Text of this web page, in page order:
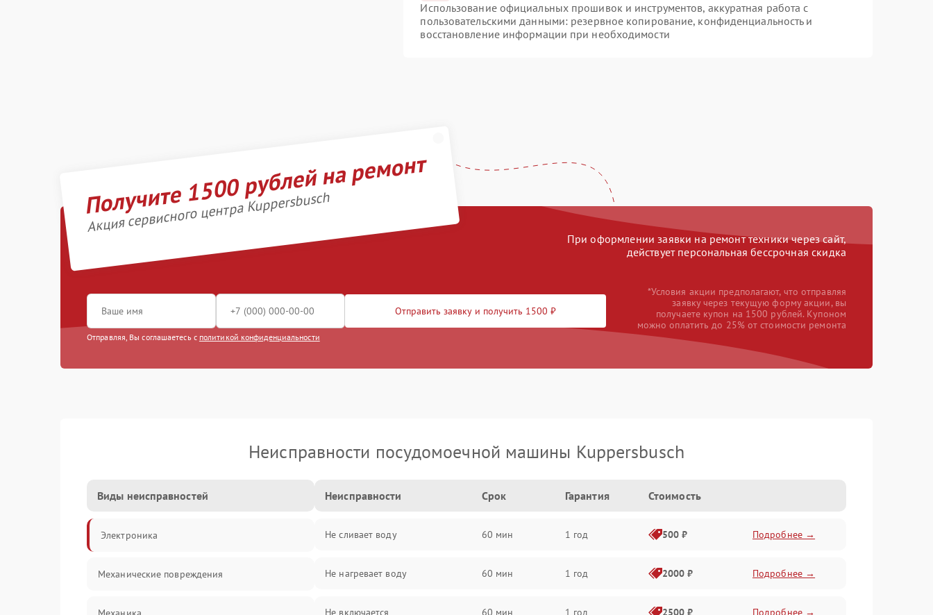
Использование официальных прошивок и инструментов, аккуратная работа с
пользовательскими данными: резервное копирование, конфиденциальность и
восстановление информации при необходимости
Получите 1500 рублей на ремонт
Акция сервисного центра Kuppersbusch
При оформлении заявки на ремонт техники через сайт,
действует персональная бессрочная скидка
Отправить заявку и получить 1500 ₽
Отправляя, Вы соглашаетесь с политикой конфиденциальности
*Условия акции предполагают, что отправляя
заявку через текущую форму акции, вы
получаете купон на 1500 рублей. Купоном
можно оплатить до 25% от стоимости ремонта
Неисправности посудомоечной машины Kuppersbusch
Виды неисправностей
Электроника
Механические повреждения
Неисправности Срок Гарантия Стоимость
Не сливает воду 60 мин 1 год 500 ₽ Подробнее →
Не нагревает воду 60 мин 1 год 2000 ₽ Подробнее →
Не включается 60 мин 1 год 2500 ₽ Подробнее →